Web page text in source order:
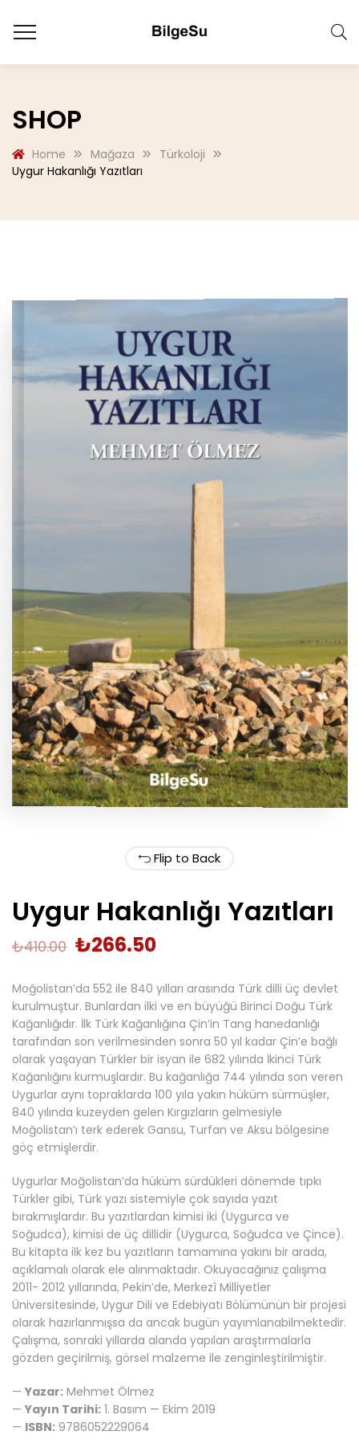
SHOP
Home Mağaza
Türkoloji
Uygur Hakanlığı Yazıtları
Flip to Back
Uygur Hakanlığı Yazıtları
₺410.00 ₺266.50
Moğolistan’da 552 ile 840 yılları arasında Türk dilli üç devlet
kurulmuştur. Bunlardan ilki ve en büyüğü Birinci Doğu Türk
Kağanlığıdır. İlk Türk Kağanlığına Çin’in Tang hanedanlığı
tarafından son verilmesinden sonra 50 yıl kadar Çin’e bağlı
olarak yaşayan Türkler bir isyan ile 682 yılında İkinci Türk
Kağanlığını kurmuşlardır. Bu kağanlığa 744 yılında son veren
Uygurlar aynı topraklarda 100 yıla yakın hüküm sürmüşler,
840 yılında kuzeyden gelen Kırgızların gelmesiyle
Moğolistan’ı terk ederek Gansu, Turfan ve Aksu bölgesine
göç etmişlerdir.
Uygurlar Moğolistan’da hüküm sürdükleri dönemde tıpkı
Türkler gibi, Türk yazı sistemiyle çok sayıda yazıt
bırakmışlardır. Bu yazıtlardan kimisi iki (Uygurca ve
Soğudca), kimisi de üç dillidir (Uygurca, Soğudca ve Çince).
Bu kitapta ilk kez bu yazıtların tamamına yakını bir arada,
açıklamalı olarak ele alınmaktadır. Okuyacağınız çalışma
2011- 2012 yıllarında, Pekin’de, Merkezî Milliyetler
Üniversitesinde, Uygur Dili ve Edebiyatı Bölümünün bir projesi
olarak hazırlanmışsa da ancak bugün yayımlanabilmektedir.
Çalışma, sonraki yıllarda alanda yapılan araştırmalarla
gözden geçirilmiş, görsel malzeme ile zenginleştirilmiştir.
— Yazar: Mehmet Ölmez
— Yayın Tarihi: 1. Basım — Ekim 2019
— ISBN: 9786052229064